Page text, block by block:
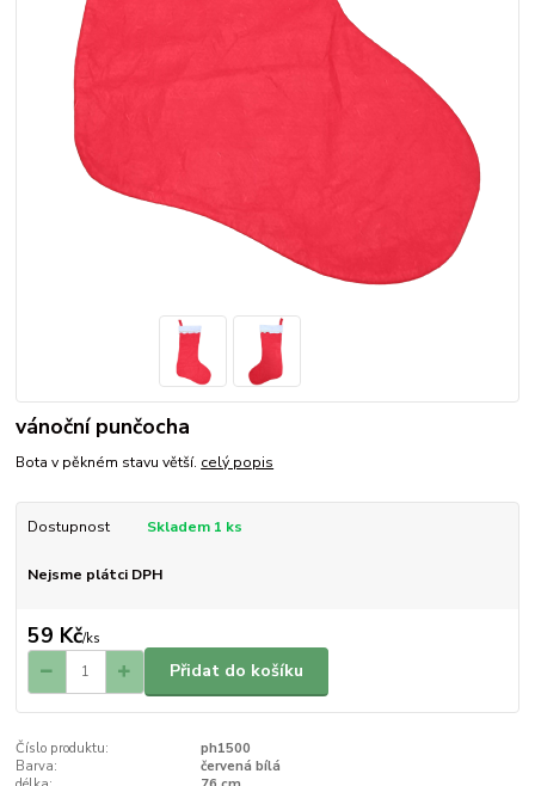
vánoční punčocha
Bota v pěkném stavu větší. celý popis
Dostupnost Skladem 1 ks
Nejsme plátci DPH
59 Kč/ks
Přidat do košíku
Číslo produktu:
ph1500
Barva:
červená bílá